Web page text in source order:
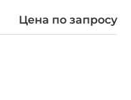
Цена по запросу